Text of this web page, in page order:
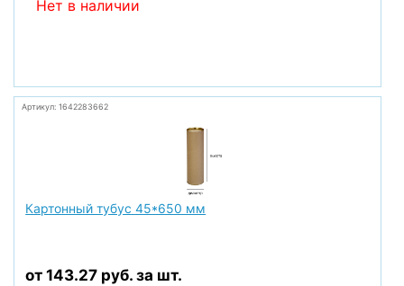
Нет в наличии
Артикул: 1642283662
Картонный тубус 45*650 мм
от 143.27 руб. за шт.